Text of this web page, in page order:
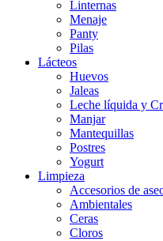
Linternas
Menaje
Panty
Pilas
Lácteos
Huevos
Jaleas
Leche líquida y
Manjar
Mantequillas
Postres
Yogurt
Limpieza
Accesorios de
Ambientales
Ceras
Cloros